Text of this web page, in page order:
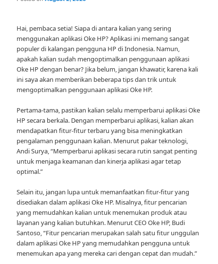
Hai, pembaca setia! Siapa di antara kalian yang sering
menggunakan aplikasi Oke HP? Aplikasi ini memang sangat
populer di kalangan pengguna HP di Indonesia. Namun,
apakah kalian sudah mengoptimalkan penggunaan aplikasi
Oke HP dengan benar? Jika belum, jangan khawatir, karena kali
ini saya akan memberikan beberapa tips dan trik untuk
mengoptimalkan penggunaan aplikasi Oke HP.
Pertama-tama, pastikan kalian selalu memperbarui aplikasi Oke
HP secara berkala. Dengan memperbarui aplikasi, kalian akan
mendapatkan fitur-fitur terbaru yang bisa meningkatkan
pengalaman penggunaan kalian. Menurut pakar teknologi,
Andi Surya, “Memperbarui aplikasi secara rutin sangat penting
untuk menjaga keamanan dan kinerja aplikasi agar tetap
optimal.”
Selain itu, jangan lupa untuk memanfaatkan fitur-fitur yang
disediakan dalam aplikasi Oke HP. Misalnya, fitur pencarian
yang memudahkan kalian untuk menemukan produk atau
layanan yang kalian butuhkan. Menurut CEO Oke HP, Budi
Santoso, “Fitur pencarian merupakan salah satu fitur unggulan
dalam aplikasi Oke HP yang memudahkan pengguna untuk
menemukan apa yang mereka cari dengan cepat dan mudah.”